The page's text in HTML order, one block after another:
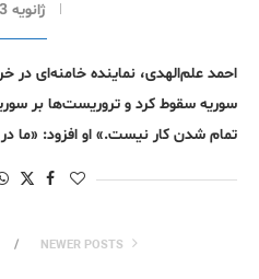
ژانویه 3, 2025
احمد علم‌الهدی، نماینده خامنه‌ای
سوریه سقوط کرد و تروریست‌ها بر
تمام شدن کار نیست.» او افزود: «ما
NEWER POSTS